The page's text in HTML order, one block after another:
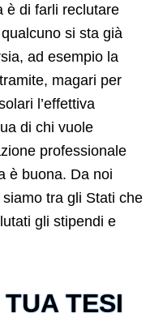
è di farli reclutare
si sta già
ad esempio la
magari per
l’effettiva
di chi vuole
professionale
è buona. Da noi
tra gli Stati che
gli stipendi e
TESI